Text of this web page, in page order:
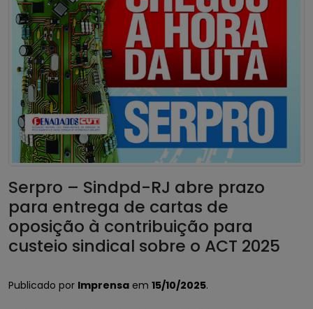
Serpro – Sindpd-RJ abre prazo
para entrega de cartas de
oposição à contribuição para
custeio sindical sobre o ACT 2025
Publicado por Imprensa em 15/10/2025.